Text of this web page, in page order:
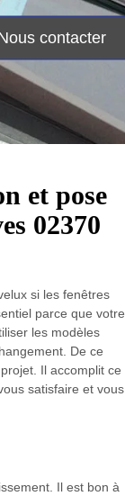
contacter
et pose
02370
si les fenêtres
parce que votre
les modèles
De ce
Il accomplit ce
satisfaire et vous
Il est bon à